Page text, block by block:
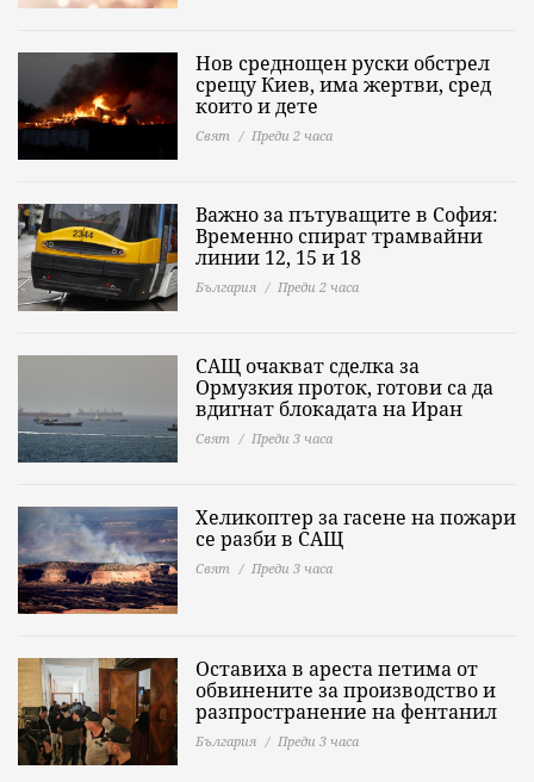
Нов среднощен руски обстрел
срещу Киев, има жертви, сред
които и дете
Свят Преди 2 часа
Важно за пътуващите в София:
Временно спират трамвайни
линии 12, 15 и 18
България Преди 2 часа
САЩ очакват сделка за
Ормузкия проток, готови са да
вдигнат блокадата на Иран
Свят Преди 3 часа
Хеликоптер за гасене на пожари
се разби в САЩ
Свят Преди 3 часа
Оставиха в ареста петима от
обвинените за производство и
разпространение на фентанил
България Преди 3 часа